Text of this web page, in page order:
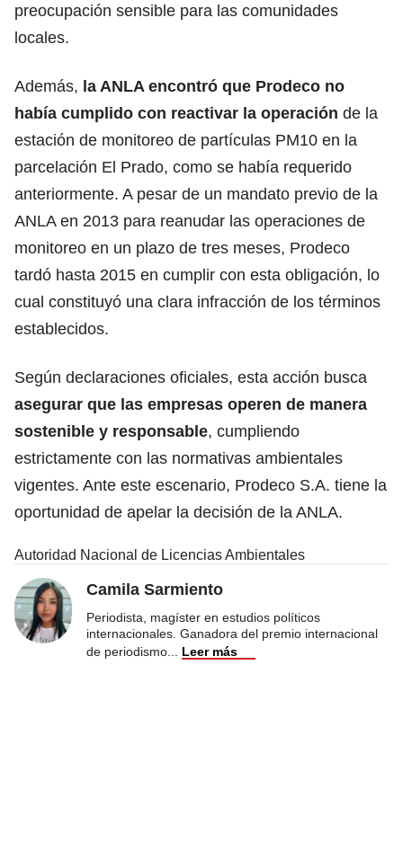
preocupación sensible para las comunidades
locales.
Además, la ANLA encontró que Prodeco no
había cumplido con reactivar la operación de la
estación de monitoreo de partículas PM10 en la
parcelación El Prado, como se había requerido
anteriormente. A pesar de un mandato previo de la
ANLA en 2013 para reanudar las operaciones de
monitoreo en un plazo de tres meses, Prodeco
tardó hasta 2015 en cumplir con esta obligación, lo
cual constituyó una clara infracción de los términos
establecidos.
Según declaraciones oficiales, esta acción busca
asegurar que las empresas operen de manera
sostenible y responsable, cumpliendo
estrictamente con las normativas ambientales
vigentes. Ante este escenario, Prodeco S.A. tiene la
oportunidad de apelar la decisión de la ANLA.
Autoridad Nacional de Licencias Ambientales
Camila Sarmiento
Periodista, magíster en estudios políticos
internacionales. Ganadora del premio internacional
de periodismo
Leer más